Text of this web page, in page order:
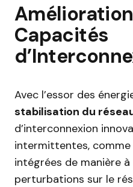
Capacités
Avec l’essor des
stabilisation du
d’interconnexion
intermittentes, comme
intégrées de manière
perturbations sur le